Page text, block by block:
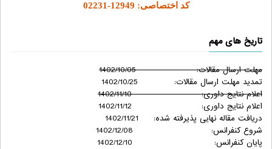
کد اختصاصی: 12949-02231
تاریخ های مهم
مهلت ارسال مقالات: 1402/10/05
تمدید مهلت ارسال مقالات: 1402/10/25
اعلام نتایج داوری: 1402/11/10
اعلام نتایج داوری: 1402/11/12
دریافت مقاله نهایی پذیرفته شده: 1402/11/21
شروع کنفرانس: 1402/12/08
پایان کنفرانس: 1402/12/10